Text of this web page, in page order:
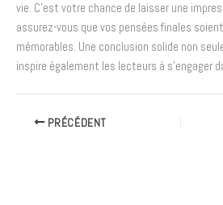
vie. C’est votre chance de laisser une
assurez-vous que vos pensées finales
mémorables. Une conclusion solide non
inspire également les lecteurs à s’engager
PRÉCÉDENT